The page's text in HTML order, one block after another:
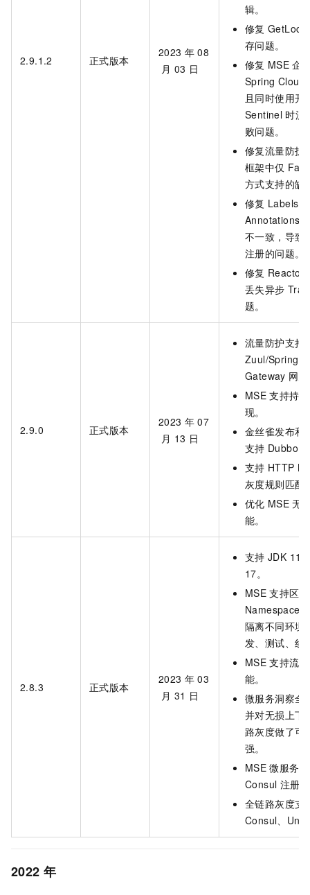
2.9.1.2 正式版本
2023 年 08
月 03 日
辑。
修复
存问题。
修复 MSE 企
Spring Cloud
且同时使用开
Sentinel 时流
败问题。
修复流量防护
框架中仅
方式支持的缺
修复 Labels
Annotations
不一致，导致
注册的问题。
修复 Reactor
丢失异步
题。
2.9.0 正式版本
2023 年 07
月 13 日
流量防护支持
Zuul/Spring
Gateway 网
MSE 支持持
现。
金丝雀发布和
支持 Dubbo
支持 HTTP
灰度规则匹配
优化 MSE 无
能。
2.8.3 正式版本
2023 年 03
月 31 日
支持 JDK 11
17。
MSE 支持区分
Namespace
隔离不同环境
发、测试、线
MSE 支持流
能。
微服务洞察全
并对无损上下
路灰度做了可
强。
MSE 微服务
Consul 注册
全链路灰度支
Consul、
2022 年